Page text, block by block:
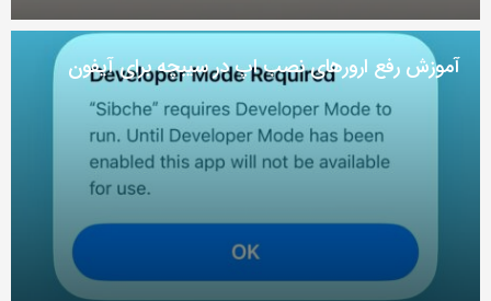
آموزش رفع ارور‌های نصب اپ در سیبچه برای آیفون